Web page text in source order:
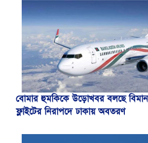
বোমার হুমকিকে উড়োখবর বলছে
ফ্লাইটের নিরাপদে ঢাকায় অবতরণ